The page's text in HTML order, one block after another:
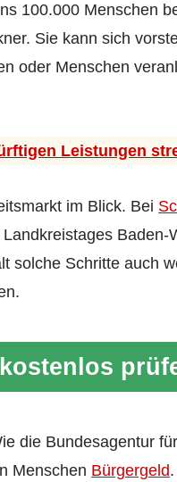
100.000 Menschen
Sie kann sich
oder Menschen
Leistungen
im Blick. Bei
Baden-
solche Schritte auch
die Bundesagentur
Menschen Bürgergeld